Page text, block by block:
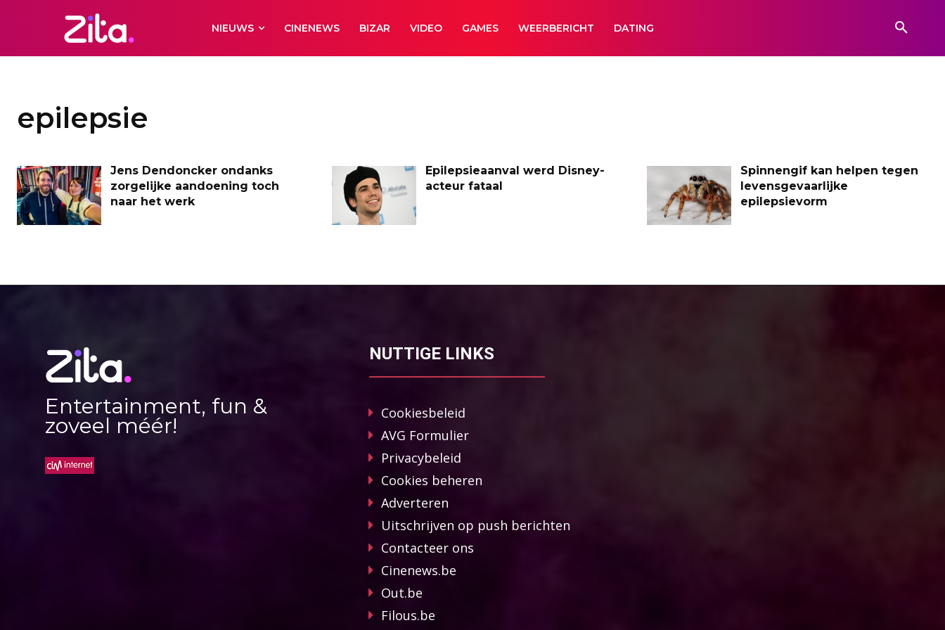
NIEUWS CINENEWS BIZAR VIDEO GAMES WEERBERICHT DATING
epilepsie
Jens Dendoncker ondanks
zorgelijke aandoening toch
naar het werk
Epilepsieaanval werd Disney-
acteur fataal
Spinnengif kan helpen tegen
levensgevaarlijke
epilepsievorm
Entertainment, fun &
zoveel méér!
NUTTIGE LINKS
Cookiesbeleid
AVG Formulier
Privacybeleid
Cookies beheren
Adverteren
Uitschrijven op push berichten
Contacteer ons
Cinenews.be
Out.be
Filous.be